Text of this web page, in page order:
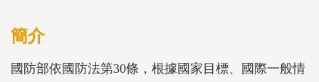
簡介
國防部依國防法第30條，根據國家目標、國際一般情